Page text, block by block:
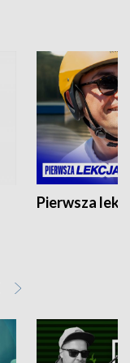
Pierwsza